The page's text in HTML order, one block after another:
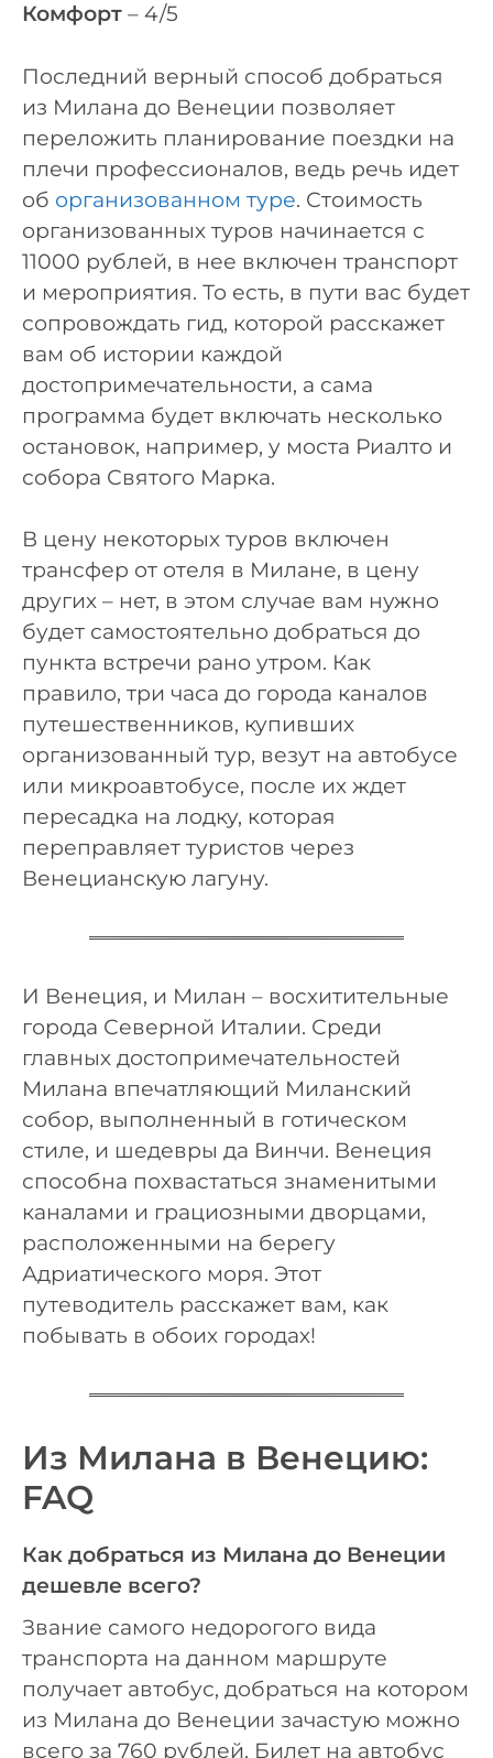
Комфорт – 4/5
Последний верный способ добраться
из Милана до Венеции позволяет
переложить планирование поездки на
плечи профессионалов, ведь речь идет
об организованном туре. Стоимость
организованных туров начинается с
11000 рублей, в нее включен транспорт
и мероприятия. То есть, в пути вас будет
сопровождать гид, которой расскажет
вам об истории каждой
достопримечательности, а сама
программа будет включать несколько
остановок, например, у моста Риалто и
собора Святого Марка.
В цену некоторых туров включен
трансфер от отеля в Милане, в цену
других – нет, в этом случае вам нужно
будет самостоятельно добраться до
пункта встречи рано утром. Как
правило, три часа до города каналов
путешественников, купивших
организованный тур, везут на автобусе
или микроавтобусе, после их ждет
пересадка на лодку, которая
переправляет туристов через
Венецианскую лагуну.
И Венеция, и Милан – восхитительные
города Северной Италии. Среди
главных достопримечательностей
Милана впечатляющий Миланский
собор, выполненный в готическом
стиле, и шедевры да Винчи. Венеция
способна похвастаться знаменитыми
каналами и грациозными дворцами,
расположенными на берегу
Адриатического моря. Этот
путеводитель расскажет вам, как
побывать в обоих городах!
Из Милана в Венецию:
FAQ
Как добраться из Милана до Венеции
дешевле всего?
Звание самого недорогого вида
транспорта на данном маршруте
получает автобус, добраться на котором
из Милана до Венеции зачастую можно
всего за 760 рублей. Билет на автобус